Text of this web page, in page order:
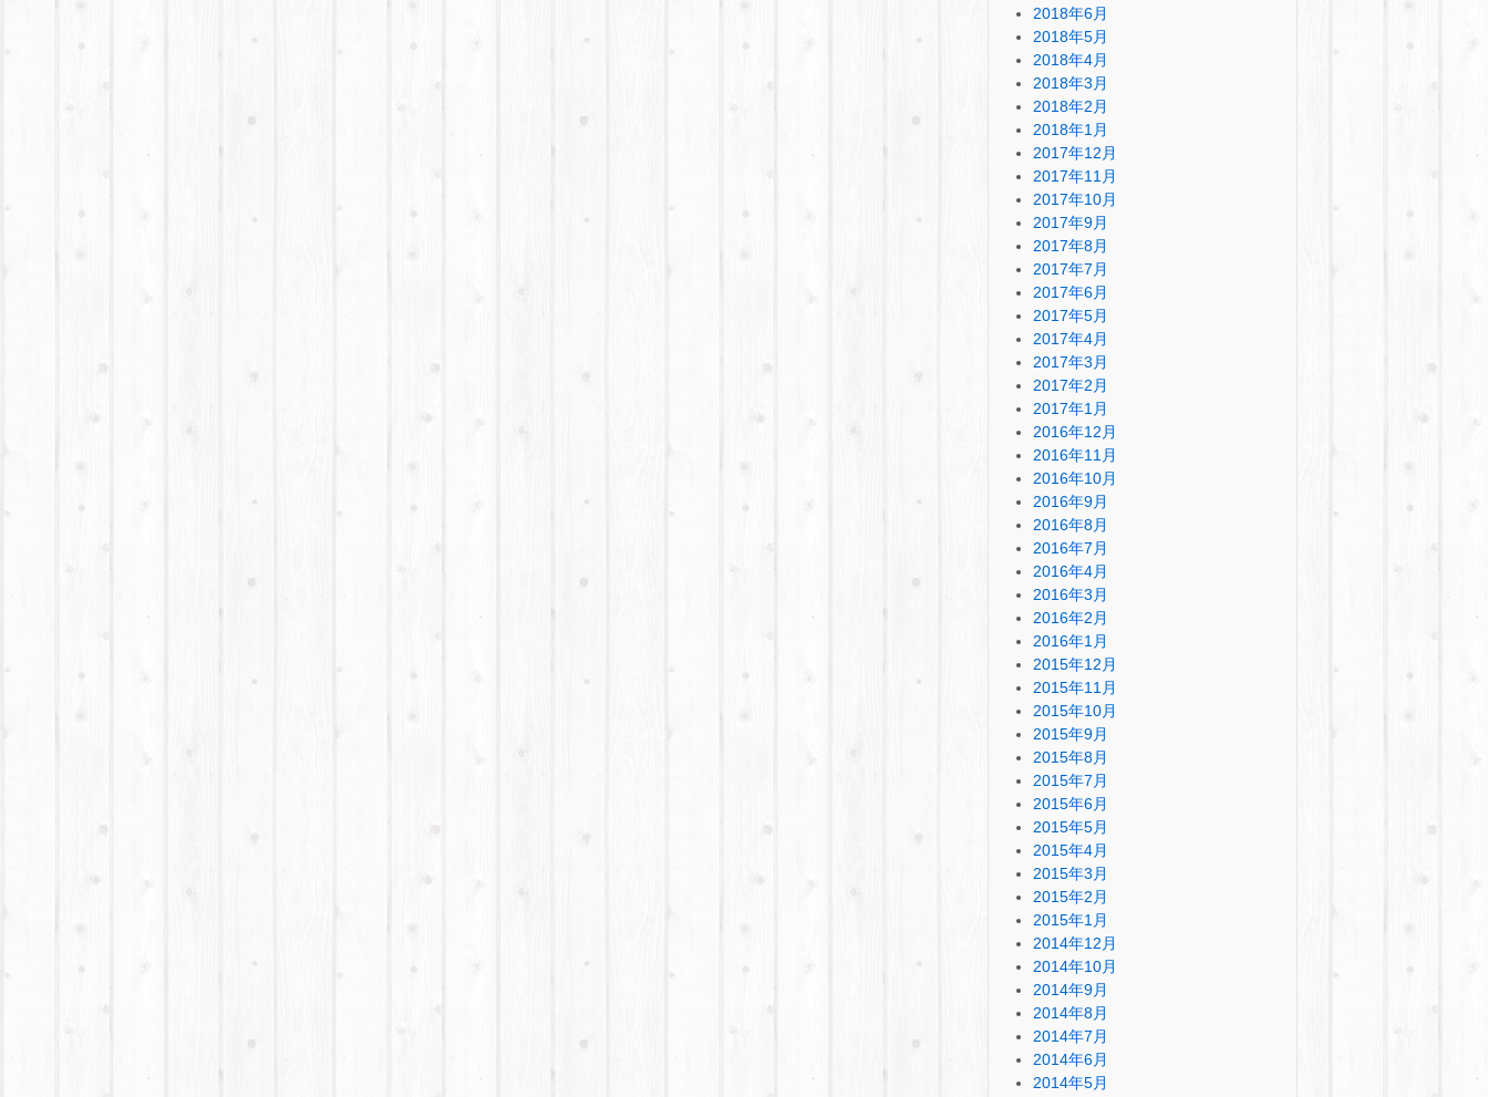
2018年6月
2018年5月
2018年4月
2018年3月
2018年2月
2018年1月
2017年12月
2017年11月
2017年10月
2017年9月
2017年8月
2017年7月
2017年6月
2017年5月
2017年4月
2017年3月
2017年2月
2017年1月
2016年12月
2016年11月
2016年10月
2016年9月
2016年8月
2016年7月
2016年4月
2016年3月
2016年2月
2016年1月
2015年12月
2015年11月
2015年10月
2015年9月
2015年8月
2015年7月
2015年6月
2015年5月
2015年4月
2015年3月
2015年2月
2015年1月
2014年12月
2014年10月
2014年9月
2014年8月
2014年7月
2014年6月
2014年5月